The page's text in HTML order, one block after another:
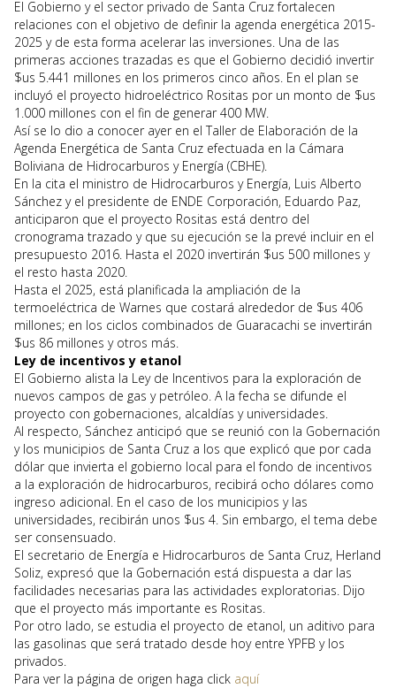
El Gobierno y el sector privado de Santa Cruz fortalecen
relaciones con el objetivo de definir la agenda energética 2015-
2025 y de esta forma acelerar las inversiones. Una de las
primeras acciones trazadas es que el Gobierno decidió invertir
$us 5.441 millones en los primeros cinco años. En el plan se
incluyó el proyecto hidroeléctrico Rositas por un monto de $us
1.000 millones con el fin de generar 400 MW.
Así se lo dio a conocer ayer en el Taller de Elaboración de la
Agenda Energética de Santa Cruz efectuada en la Cámara
Boliviana de Hidrocarburos y Energía (CBHE).
En la cita el ministro de Hidrocarburos y Energía, Luis Alberto
Sánchez y el presidente de ENDE Corporación, Eduardo Paz,
anticiparon que el proyecto Rositas está dentro del
cronograma trazado y que su ejecución se la prevé incluir en el
presupuesto 2016. Hasta el 2020 invertirán $us 500 millones y
el resto hasta 2020.
Hasta el 2025, está planificada la ampliación de la
termoeléctrica de Warnes que costará alrededor de $us 406
millones; en los ciclos combinados de Guaracachi se invertirán
$us 86 millones y otros más.
Ley de incentivos y etanol
El Gobierno alista la Ley de Incentivos para la exploración de
nuevos campos de gas y petróleo. A la fecha se difunde el
proyecto con gobernaciones, alcaldías y universidades.
Al respecto, Sánchez anticipó que se reunió con la Gobernación
y los municipios de Santa Cruz a los que explicó que por cada
dólar que invierta el gobierno local para el fondo de incentivos
a la exploración de hidrocarburos, recibirá ocho dólares como
ingreso adicional. En el caso de los municipios y las
universidades, recibirán unos $us 4. Sin embargo, el tema debe
ser consensuado.
El secretario de Energía e Hidrocarburos de Santa Cruz, Herland
Soliz, expresó que la Gobernación está dispuesta a dar las
facilidades necesarias para las actividades exploratorias. Dijo
que el proyecto más importante es Rositas.
Por otro lado, se estudia el proyecto de etanol, un aditivo para
las gasolinas que será tratado desde hoy entre YPFB y los
privados.
Para ver la página de origen haga click aquí